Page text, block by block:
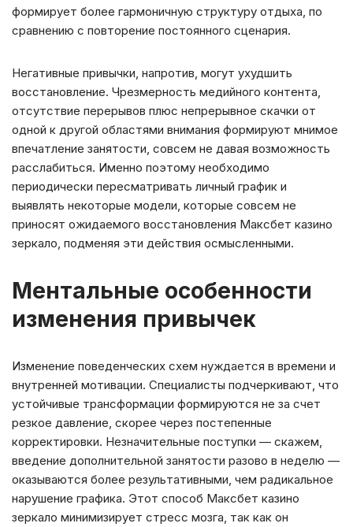
формирует более гармоничную структуру отдыха, по
сравнению с повторение постоянного сценария.
Негативные привычки, напротив, могут ухудшить
восстановление. Чрезмерность медийного контента,
отсутствие перерывов плюс непрерывное скачки от
одной к другой областями внимания формируют мнимое
впечатление занятости, совсем не давая возможность
расслабиться. Именно поэтому необходимо
периодически пересматривать личный график и
выявлять некоторые модели, которые совсем не
приносят ожидаемого восстановления Максбет казино
зеркало, подменяя эти действия осмысленными.
Ментальные особенности
изменения привычек
Изменение поведенческих схем нуждается в времени и
внутренней мотивации. Специалисты подчеркивают, что
устойчивые трансформации формируются не за счет
резкое давление, скорее через постепенные
корректировки. Незначительные поступки — скажем,
введение дополнительной занятости разово в неделю —
оказываются более результативными, чем радикальное
нарушение графика. Этот способ Максбет казино
зеркало минимизирует стресс мозга, так как он